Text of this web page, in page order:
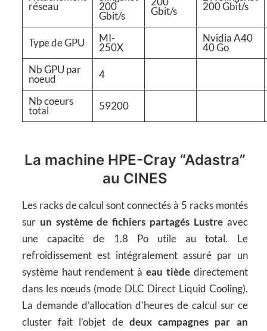
réseau 200
Gbit/s Gbit/s 200 Gbit/s
Type de GPU MI-
250X
Nvidia A40
40 Go
Nb GPU par
noeud 4
Nb coeurs
total 59200
La machine HPE-Cray “Adastra”
au CINES
Les racks de calcul sont connectés à 5 racks montés
sur un système de fichiers partagés Lustreavec
une capacité de 1.8 Po utile au total. Le
refroidissement est intégralement assuré par un
système haut rendement àeau tièdedirectement
dans les nœuds (mode DLC Direct Liquid Cooling).
La demande d’allocation d’heures de calcul sur ce
cluster fait l’objet dedeux campagnes par an